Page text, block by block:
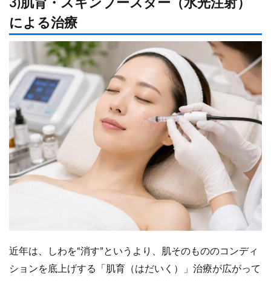
3)肌育・スキンブースター（水光注射）
による治療
近年は、しわを“消す”というより、肌そのもののコンディ
ションを底上げする「肌育（はだいく）」治療が広がって